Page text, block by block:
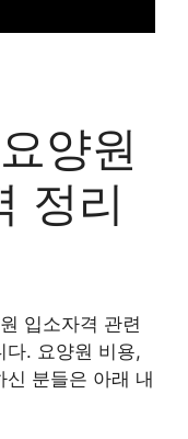
양원
정리
입소자격 관련
다. 요양원 비용,
신 분들은 아래 내